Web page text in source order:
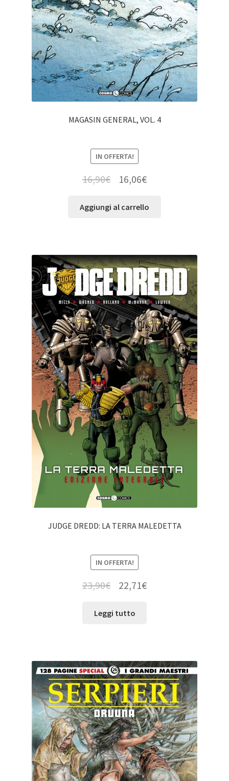
MAGASIN GENERAL, VOL. 4
IN OFFERTA!
16,90€ 16,06€
Aggiungi al carrello
JUDGE DREDD: LA TERRA MALEDETTA
IN OFFERTA!
23,90€ 22,71€
Leggi tutto